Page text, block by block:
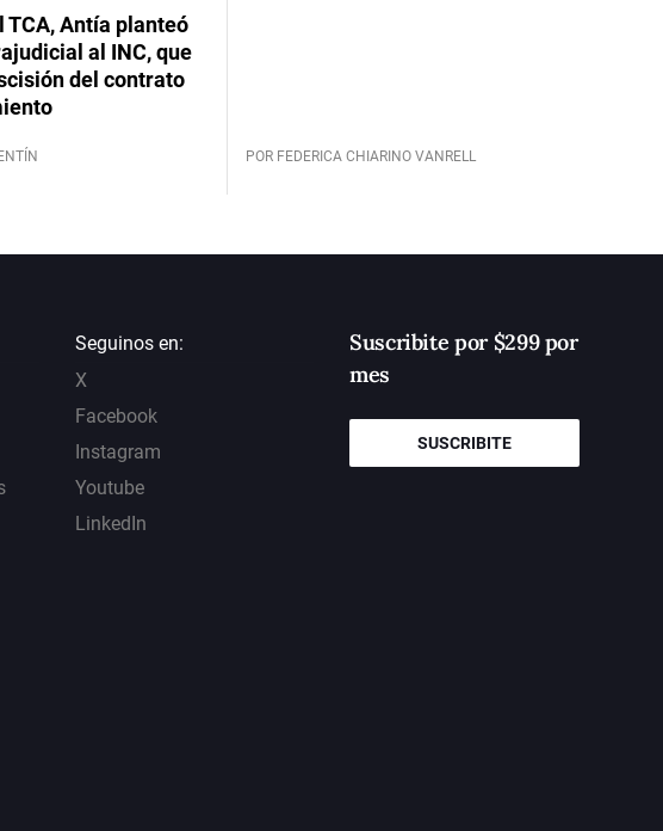
TCA, Antía planteó
al INC, que
del contrato
POR FEDERICA CHIARINO VANRELL
Seguinos en:
X
Facebook
Instagram
Youtube
LinkedIn
Suscribite por $299 por
mes
SUSCRIBITE